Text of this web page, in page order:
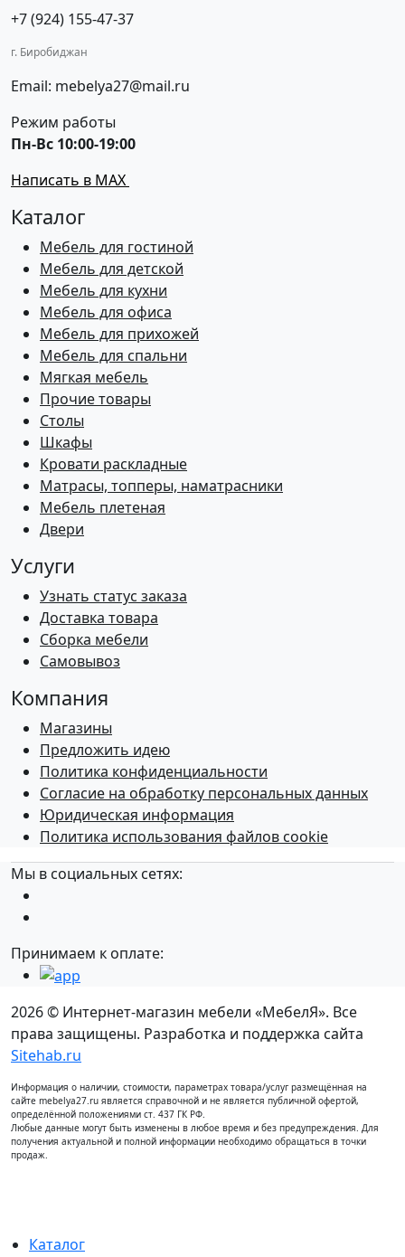
+7 (924) 155-47-37
г. Биробиджан
Email: mebelya27@mail.ru
Режим работы
Пн-Вс 10:00-19:00
Написать в MAX
Каталог
Мебель для гостиной
Мебель для детской
Мебель для кухни
Мебель для офиса
Мебель для прихожей
Мебель для спальни
Мягкая мебель
Прочие товары
Столы
Шкафы
Кровати раскладные
Матрасы, топперы, наматрасники
Мебель плетеная
Двери
Услуги
Узнать статус заказа
Доставка товара
Сборка мебели
Самовывоз
Компания
Магазины
Предложить идею
Политика конфиденциальности
Согласие на обработку персональных данных
Юридическая информация
Политика использования файлов cookie
Мы в социальных сетях:
Принимаем к оплате:
2026 © Интернет-магазин мебели «МебелЯ». Все
права защищены. Разработка и поддержка сайта
Sitehab.ru
Информация о наличии, стоимости, параметрах товара/услуг размещённая на
сайте mebelya27.ru является справочной и не является публичной офертой,
определённой положениями ст. 437 ГК РФ.
Любые данные могут быть изменены в любое время и без предупреждения. Для
получения актуальной и полной информации необходимо обращаться в точки
продаж.
Каталог